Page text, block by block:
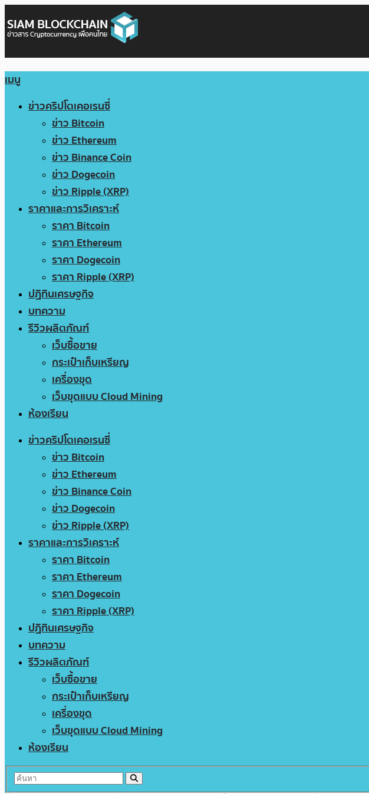
เมนู
ข่าวคริปโตเคอเรนซี่
ข่าว Bitcoin
ข่าว Ethereum
ข่าว Binance Coin
ข่าว Dogecoin
ข่าว Ripple (XRP)
ราคาและการวิเคราะห์
ราคา Bitcoin
ราคา Ethereum
ราคา Dogecoin
ราคา Ripple (XRP)
ปฏิทินเศรษฐกิจ
บทความ
รีวิวผลิตภัณฑ์
เว็บซื้อขาย
กระเป๋าเก็บเหรียญ
เครื่องขุด
เว็บขุดแบบ Cloud Mining
ห้องเรียน
ข่าวคริปโตเคอเรนซี่
ข่าว Bitcoin
ข่าว Ethereum
ข่าว Binance Coin
ข่าว Dogecoin
ข่าว Ripple (XRP)
ราคาและการวิเคราะห์
ราคา Bitcoin
ราคา Ethereum
ราคา Dogecoin
ราคา Ripple (XRP)
ปฏิทินเศรษฐกิจ
บทความ
รีวิวผลิตภัณฑ์
เว็บซื้อขาย
กระเป๋าเก็บเหรียญ
เครื่องขุด
เว็บขุดแบบ Cloud Mining
ห้องเรียน